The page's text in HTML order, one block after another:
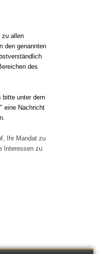
zu allen
den genannten
des
bitte unter dem
eine Nachricht
Ihr Mandat zu
Interessen zu